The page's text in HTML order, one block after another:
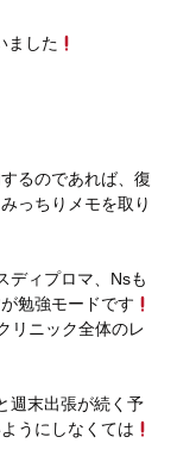
ました
るのであれば、復
みっちりメモを取り
ディプロマ、Nsも
勉強モードです
リニック全体のレ
週末出張が続く予
うにしなくては